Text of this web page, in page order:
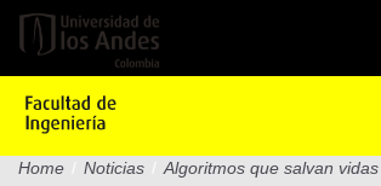
Pasar
contenido
Home / Noticias / Algoritmos que salvan vidas